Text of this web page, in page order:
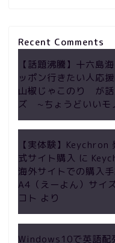
Recent Comments
【話題沸騰】十六島
ッポン行きたい人応
山椒じゃこのり が
ズ ~ちょうどいいモ
【実体験】
式サイト購入 に
海外サイトでの購入
A4（えーよん）サイ
コト より
Windows10で英語配